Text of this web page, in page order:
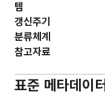
템
갱신주기
분류체계
참고자료
표준 메타데이터